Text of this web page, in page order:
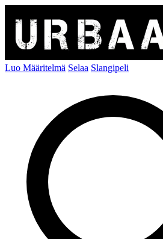
Luo Määritelmä Selaa Slangipeli